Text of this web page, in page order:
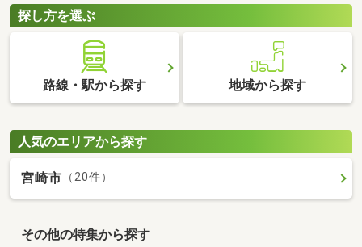
ョンから、気に入る物件を見つけてくださいね。
探し方を選ぶ
路線・駅から探す 地域から探す
人気のエリアから探す
宮崎市 （20件）
その他の特集から探す